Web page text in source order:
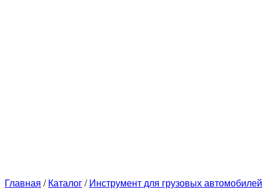
Главная / Каталог/ Инструмент для грузовых автомобилей